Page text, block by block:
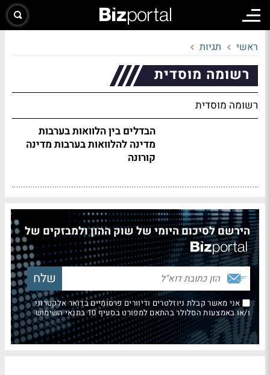
ראשי תגיות
רשומה מוסדית
רשומה מוסדית
הבדלים בין הלוואות בערבות
מדינה להלוואות בערבות מדינה
קורונה
הירשם לסיכום היומי של שוק ההון ולמבזקים של
אני מאשר קבלת ניוזלטרים ודיוורים פרסומיים בדואר אלקטרוני
ו/או באמצעות הסלולר בהתאם למפורט בסעיף 10 בתנאי השימוש